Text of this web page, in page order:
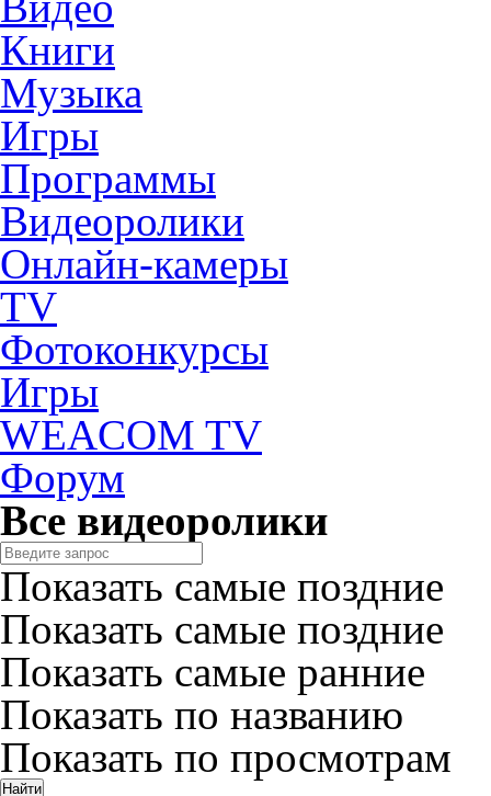
Книги
Музыка
Игры
Программы
Видеоролики
Онлайн-камеры
TV
Фотоконкурсы
Игры
WEACOM TV
Форум
Все видеоролики
Показать самые поздние
Показать самые поздние
Показать самые ранние
Показать по названию
Показать по просмотрам